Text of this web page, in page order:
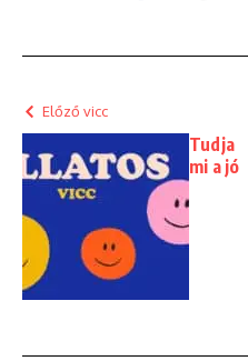
Előző vicc
Tudja
mi a jó